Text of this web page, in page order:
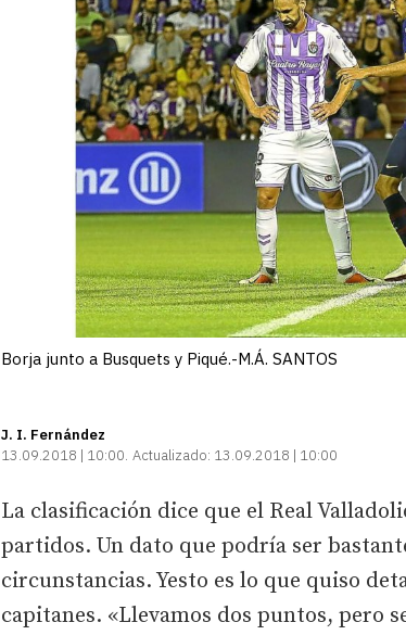
Borja junto a Busquets y Piqué.-M.Á. SANTOS
J. I. Fernández
13.09.2018 | 10:00 Actualizado: 13.09.2018 | 10:00
La clasificación dice que el Real
partidos. Un dato que podría ser
circunstancias. Yesto es lo que quiso
capitanes. «Llevamos dos puntos, pero